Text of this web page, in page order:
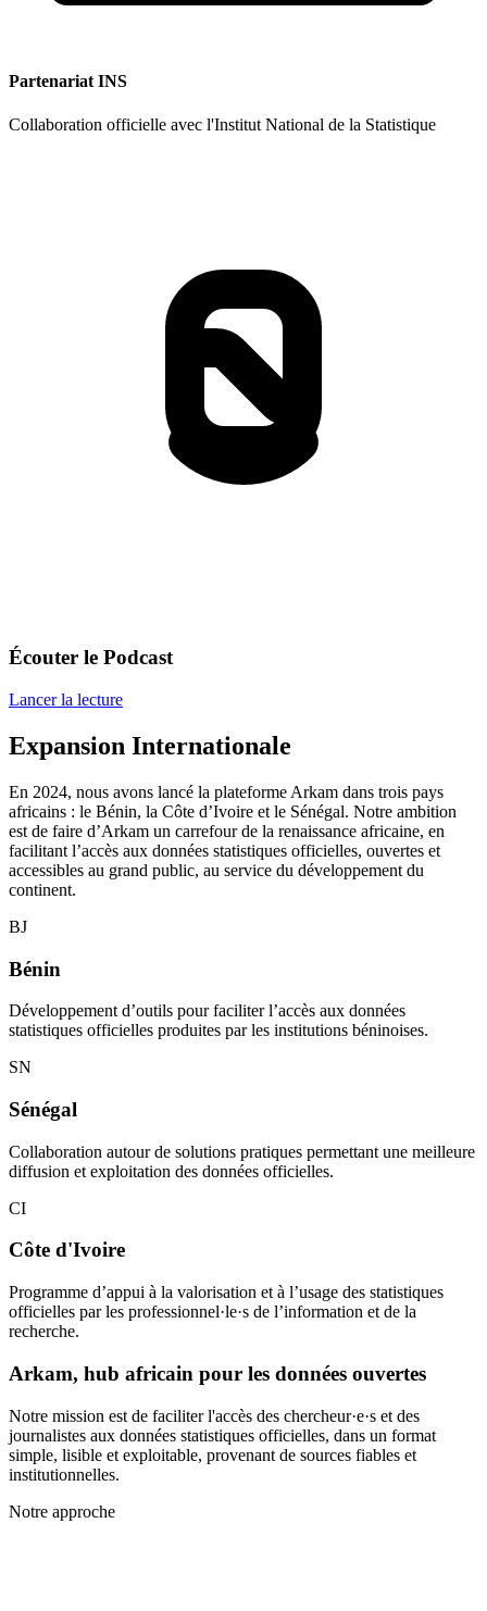
Partenariat INS
Collaboration officielle avec l'Institut National de la Statistique
Écouter le Podcast
Lancer la lecture
Expansion Internationale
En 2024, nous avons lancé la plateforme Arkam dans trois pays
africains : le Bénin, la Côte d’Ivoire et le Sénégal. Notre ambition
est de faire d’Arkam un carrefour de la renaissance africaine, en
facilitant l’accès aux données statistiques officielles, ouvertes et
accessibles au grand public, au service du développement du
continent.
BJ
Bénin
Développement d’outils pour faciliter l’accès aux données
statistiques officielles produites par les institutions béninoises.
SN
Sénégal
Collaboration autour de solutions pratiques permettant une meilleure
diffusion et exploitation des données officielles.
CI
Côte d'Ivoire
Programme d’appui à la valorisation et à l’usage des statistiques
officielles par les professionnel·le·s de l’information et de la
recherche.
Arkam, hub africain pour les données ouvertes
Notre mission est de faciliter l'accès des chercheur·e·s et des
journalistes aux données statistiques officielles, dans un format
simple, lisible et exploitable, provenant de sources fiables et
institutionnelles.
Notre approche